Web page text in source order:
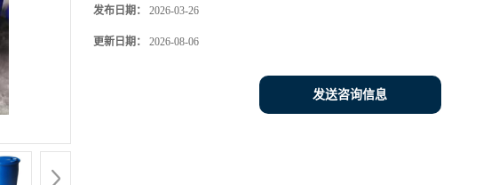
发布日期： 2026-03-26
更新日期： 2026-08-06
发送咨询信息